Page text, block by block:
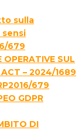
sulla
sensi
679
OPERATIVE SUL
ACT – 2024/1689
679
GDPR
DI